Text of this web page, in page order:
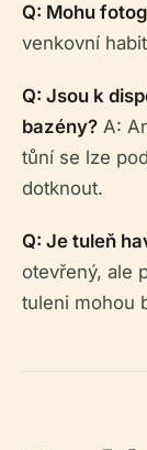
Q: Mohu
venkovní
Q: Jsou k
bazény? A:
tůní se lze
dotknout.
Q: Je tuleň
otevřený, ale
tuleni mohou